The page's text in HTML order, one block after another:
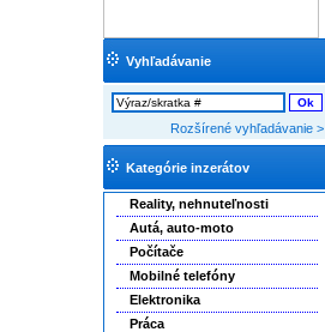
Vyhľadávanie
Rozšírené vyhľadávanie >
Kategórie inzerátov
Reality, nehnuteľnosti
Autá, auto-moto
Počítače
Mobilné telefóny
Elektronika
Práca